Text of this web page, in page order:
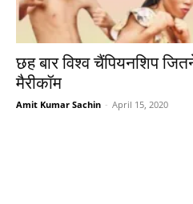
छह बार विश्व चैंपियनशिप
मैरीकॉम
Amit Kumar Sachin - April 15, 2020